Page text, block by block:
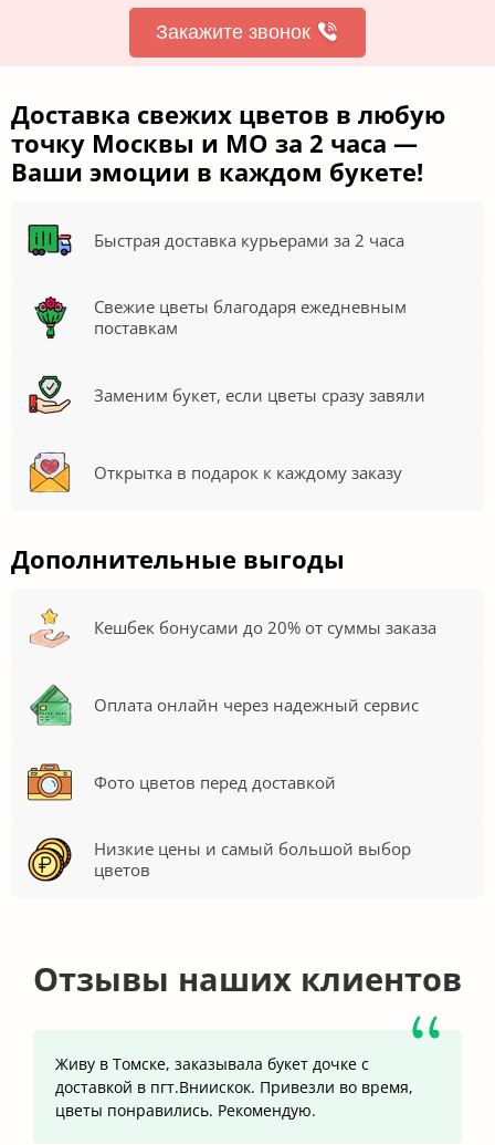
Закажите звонок
Доставка свежих цветов в любую
точку Москвы и МО за 2 часа —
Ваши эмоции в каждом букете!
Быстрая доставка курьерами за 2 часа
Свежие цветы благодаря ежедневным
поставкам
Заменим букет, если цветы сразу завяли
Открытка в подарок к каждому заказу
Дополнительные выгоды
Кешбек бонусами до 20% от суммы заказа
Оплата онлайн через надежный сервис
Фото цветов перед доставкой
Низкие цены и самый большой выбор
цветов
Отзывы наших клиентов
Живу в Томске, заказывала букет дочке с
доставкой в пгт.Вниискок. Привезли во время,
цветы понравились. Рекомендую.